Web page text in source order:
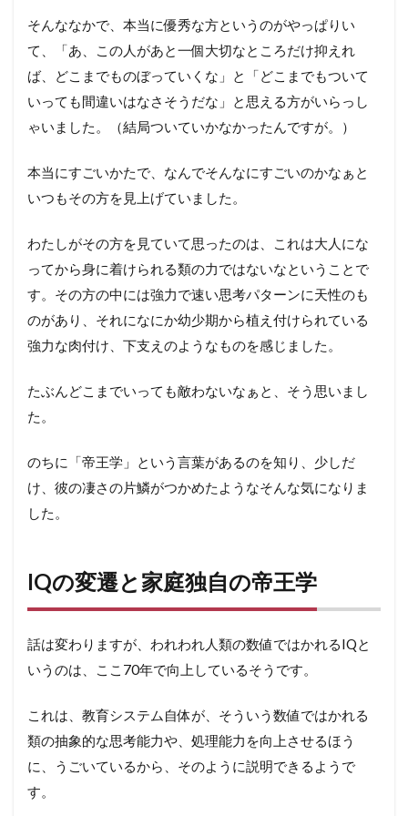
そんななかで、本当に優秀な方というのがやっぱりい
て、「あ、この人があと一個大切なところだけ抑えれ
ば、どこまでものぼっていくな」と「どこまでもついて
いっても間違いはなさそうだな」と思える方がいらっし
ゃいました。（結局ついていかなかったんですが。）
本当にすごいかたで、なんでそんなにすごいのかなぁと
いつもその方を見上げていました。
わたしがその方を見ていて思ったのは、これは大人にな
ってから身に着けられる類の力ではないなということで
す。その方の中には強力で速い思考パターンに天性のも
のがあり、それになにか幼少期から植え付けられている
強力な肉付け、下支えのようなものを感じました。
たぶんどこまでいっても敵わないなぁと、そう思いまし
た。
のちに「帝王学」という言葉があるのを知り、少しだ
け、彼の凄さの片鱗がつかめたようなそんな気になりま
した。
IQの変遷と家庭独自の帝王学
話は変わりますが、われわれ人類の数値ではかれるIQと
いうのは、ここ70年で向上しているそうです。
これは、教育システム自体が、そういう数値ではかれる
類の抽象的な思考能力や、処理能力を向上させるほう
に、うごいているから、そのように説明できるようで
す。